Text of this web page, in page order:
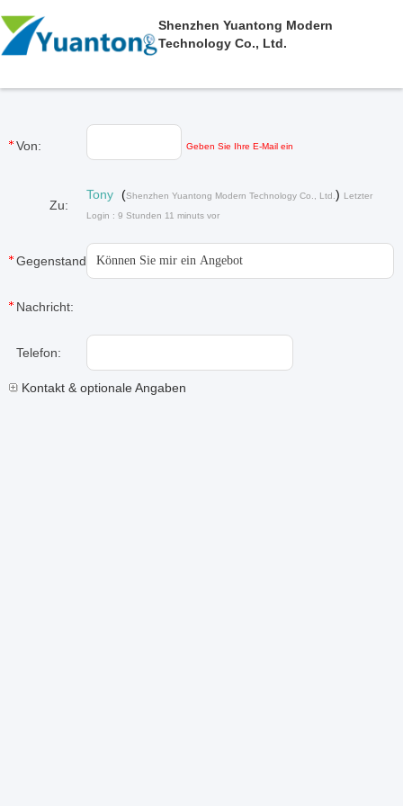
Shenzhen Yuantong Modern
Technology Co., Ltd.
Von: Geben Sie Ihre E-Mail ein
Zu:
Tony (Shenzhen Yuantong Modern Technology Co., Ltd. ) Letzter
Login : 9 Stunden 11 minuts vor
Gegenstand:
Nachricht:
Telefon:
Kontakt & optionale Angaben